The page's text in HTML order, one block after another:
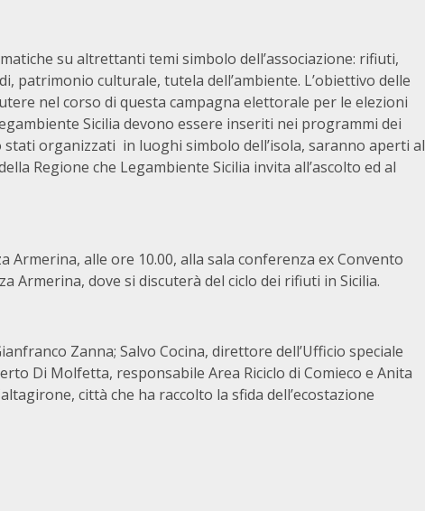
su altrettanti temi simbolo dell’associazione: rifiuti,
patrimonio culturale, tutela dell’ambiente. L’obiettivo delle
nel corso di questa campagna elettorale per le elezioni
Sicilia devono essere inseriti nei programmi dei
organizzati in luoghi simbolo dell’isola, saranno aperti al
Regione che Legambiente Sicilia invita all’ascolto ed al
Armerina, alle ore 10.00, alla sala conferenza ex Convento
Armerina, dove si discuterà del ciclo dei rifiuti in Sicilia.
Zanna; Salvo Cocina, direttore dell’Ufficio speciale
Di Molfetta, responsabile Area Riciclo di Comieco e Anita
città che ha raccolto la sfida dell’ecostazione